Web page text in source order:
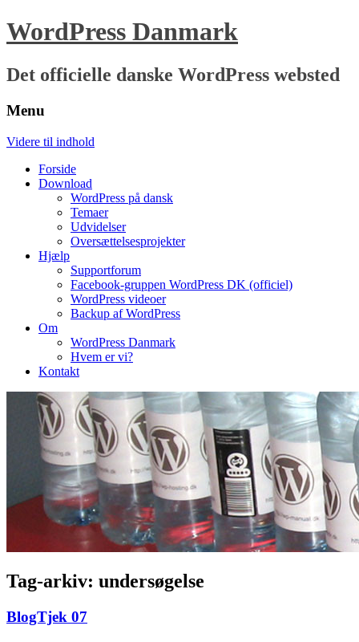
WordPress Danmark
Det officielle danske WordPress websted
Menu
Videre til indhold
Forside
Download
WordPress på dansk
Temaer
Udvidelser
Oversættelsesprojekter
Hjælp
Supportforum
Facebook-gruppen WordPress DK (officiel)
WordPress videoer
Backup af WordPress
Om
WordPress Danmark
Hvem er vi?
Kontakt
Tag-arkiv: undersøgelse
BlogTjek 07